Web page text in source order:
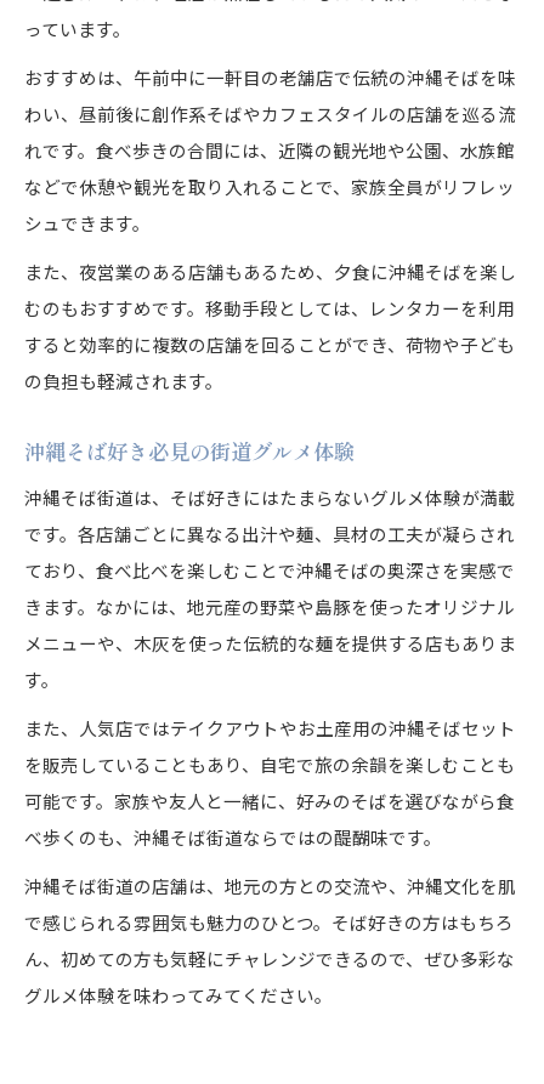
っています。
おすすめは、午前中に一軒目の老舗店で伝統の沖縄そばを味
わい、昼前後に創作系そばやカフェスタイルの店舗を巡る流
れです。食べ歩きの合間には、近隣の観光地や公園、水族館
などで休憩や観光を取り入れることで、家族全員がリフレッ
シュできます。
また、夜営業のある店舗もあるため、夕食に沖縄そばを楽し
むのもおすすめです。移動手段としては、レンタカーを利用
すると効率的に複数の店舗を回ることができ、荷物や子ども
の負担も軽減されます。
沖縄そば好き必見の街道グルメ体験
沖縄そば街道は、そば好きにはたまらないグルメ体験が満載
です。各店舗ごとに異なる出汁や麺、具材の工夫が凝らされ
ており、食べ比べを楽しむことで沖縄そばの奥深さを実感で
きます。なかには、地元産の野菜や島豚を使ったオリジナル
メニューや、木灰を使った伝統的な麺を提供する店もありま
す。
また、人気店ではテイクアウトやお土産用の沖縄そばセット
を販売していることもあり、自宅で旅の余韻を楽しむことも
可能です。家族や友人と一緒に、好みのそばを選びながら食
べ歩くのも、沖縄そば街道ならではの醍醐味です。
沖縄そば街道の店舗は、地元の方との交流や、沖縄文化を肌
で感じられる雰囲気も魅力のひとつ。そば好きの方はもちろ
ん、初めての方も気軽にチャレンジできるので、ぜひ多彩な
グルメ体験を味わってみてください。